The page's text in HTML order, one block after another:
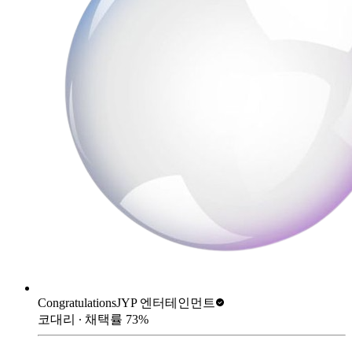
CongratulationsJYP 엔터테인먼트
코대리 ∙ 채택률 73%